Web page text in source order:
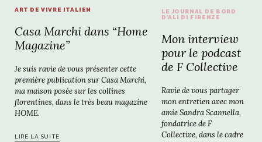
ART DE VIVRE ITALIEN
Casa Marchi dans “Home
Magazine”
Je suis ravie de vous présenter cette
première publication sur Casa Marchi,
ma maison posée sur les collines
florentines, dans le très beau magazine
HOME.
LIRE LA SUITE
LE JOURNAL DE BORD
D'ALI DI FIRENZE
Mon interview
pour le podcast
de F Collective
Ravie de vous partager
mon entretien avec mon
amie Sandra Scannella,
fondatrice de F
Collective, dans le cadre